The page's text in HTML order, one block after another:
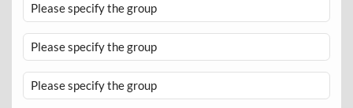
Please specify the group
Please specify the group
Please specify the group